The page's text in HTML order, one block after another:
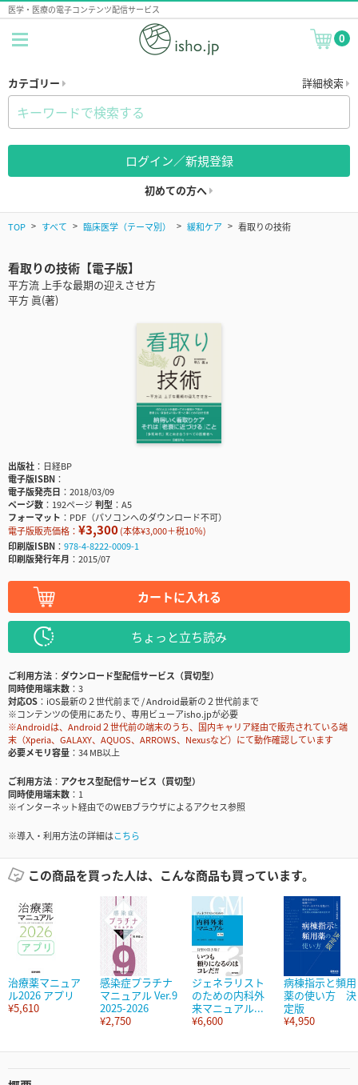
医学・医療の電子コンテンツ配信サービス
0
カテゴリー 詳細検索
ログイン／新規登録
初めての方へ
TOP すべて 臨床医学（テーマ別） 緩和ケア 看取りの技術
看取りの技術【電子版】
平方流 上手な最期の迎えさせ方
平方 眞(著)
出版社
日経BP
電子版ISBN
電子版発売日
2018/03/09
ページ数
192ページ判型
A5
フォーマット
PDF（パソコンへのダウンロード不可）
電子版販売価格： ¥3,300(本体¥3,000＋税10％)
印刷版ISBN
978-4-8222-0009-1
印刷版発行年月
2015/07
カートに入れる
ちょっと立ち読み
ご利用方法
ダウンロード型配信サービス（買切型）
同時使用端末数
3
対応OS
iOS最新の２世代前まで / Android最新の２世代前まで
※コンテンツの使用にあたり、専用ビューアisho.jpが必要
※Androidは、Android２世代前の端末のうち、国内キャリア経由で販売されている端
末（Xperia、GALAXY、AQUOS、ARROWS、Nexusなど）にて動作確認しています
必要メモリ容量
34 MB以上
ご利用方法
アクセス型配信サービス（買切型）
同時使用端末数
1
※インターネット経由でのWEBブラウザによるアクセス参照
※導入・利用方法の詳細はこちら
この商品を買った人は、こんな商品も買っています。
治療薬マニュア
ル2026 アプリ
¥5,610
感染症プラチナ
マニュアル Ver.9
2025-2026
¥2,750
ジェネラリスト
のための内科外
来マニュアル...
¥6,600
病棟指示と頻用
薬の使い方 決
定版
¥4,950